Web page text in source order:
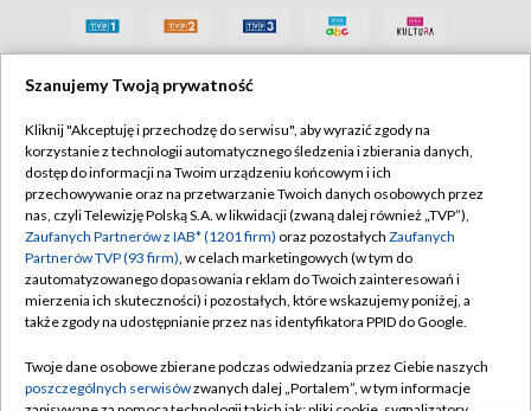
Szanujemy Twoją prywatność
Kliknij "Akceptuję i przechodzę do serwisu", aby wyrazić zgody na
korzystanie z technologii automatycznego śledzenia i zbierania danych,
dostęp do informacji na Twoim urządzeniu końcowym i ich
przechowywanie oraz na przetwarzanie Twoich danych osobowych przez
nas, czyli Telewizję Polską S.A. w likwidacji (zwaną dalej również „TVP”),
Zaufanych Partnerów z IAB* (1201 firm) oraz pozostałych Zaufanych
Partnerów TVP (93 firm), w celach marketingowych (w tym do
zautomatyzowanego dopasowania reklam do Twoich zainteresowań i
mierzenia ich skuteczności) i pozostałych, które wskazujemy poniżej, a
także zgody na udostępnianie przez nas identyfikatora PPID do Google.
Twoje dane osobowe zbierane podczas odwiedzania przez Ciebie naszych
poszczególnych serwisówzwanych dalej „Portalem”, w tym informacje